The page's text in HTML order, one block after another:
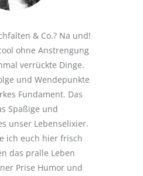
& Co.? Na und!
ohne Anstrengung
verrückte Dinge.
und Wendepunkte
Fundament. Das
Spaßige und
unser Lebenselixier.
ich euch hier frisch
das pralle Leben
Prise Humor und